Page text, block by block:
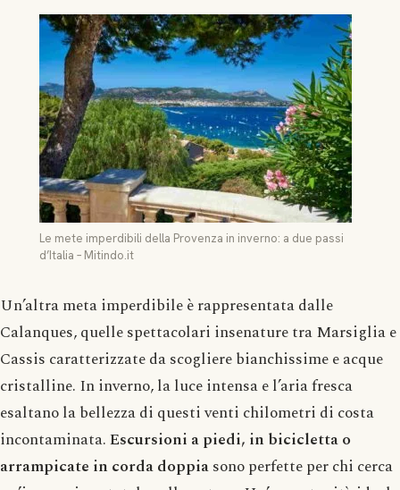
Le mete imperdibili della Provenza in inverno: a due passi
d’Italia – Mitindo.it
Un’altra meta imperdibile è rappresentata dalle
Calanques, quelle spettacolari insenature tra Marsiglia e
Cassis caratterizzate da scogliere bianchissime e acque
cristalline. In inverno, la luce intensa e l’aria fresca
esaltano la bellezza di questi venti chilometri di costa
incontaminata.Escursioni a piedi, in bicicletta o
arrampicate in corda doppiasono perfette per chi cerca